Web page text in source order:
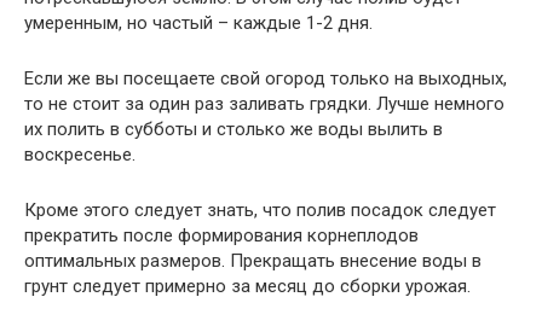
умеренным, но частый – каждые 1-2 дня.
Если же вы посещаете свой огород только на выходных,
то не стоит за один раз заливать грядки. Лучше немного
их полить в субботы и столько же воды вылить в
воскресенье.
Кроме этого следует знать, что полив посадок следует
прекратить после формирования корнеплодов
оптимальных размеров. Прекращать внесение воды в
грунт следует примерно за месяц до сборки урожая.